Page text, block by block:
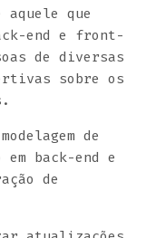
que
end e front-
de diversas
sobre os
de
em back-end e
de